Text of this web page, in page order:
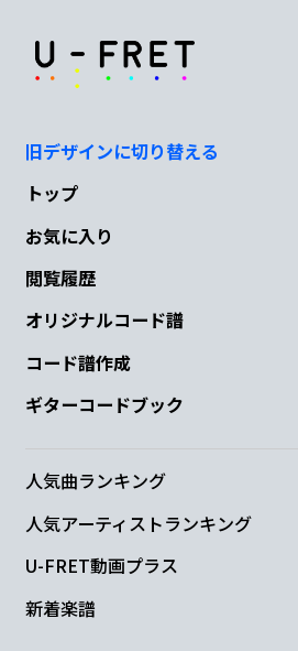
旧デザインに切り替える
トップ
お気に入り
閲覧履歴
オリジナルコード譜
コード譜作成
ギターコードブック
人気曲ランキング
人気アーティストランキング
U-FRET動画プラス
新着楽譜